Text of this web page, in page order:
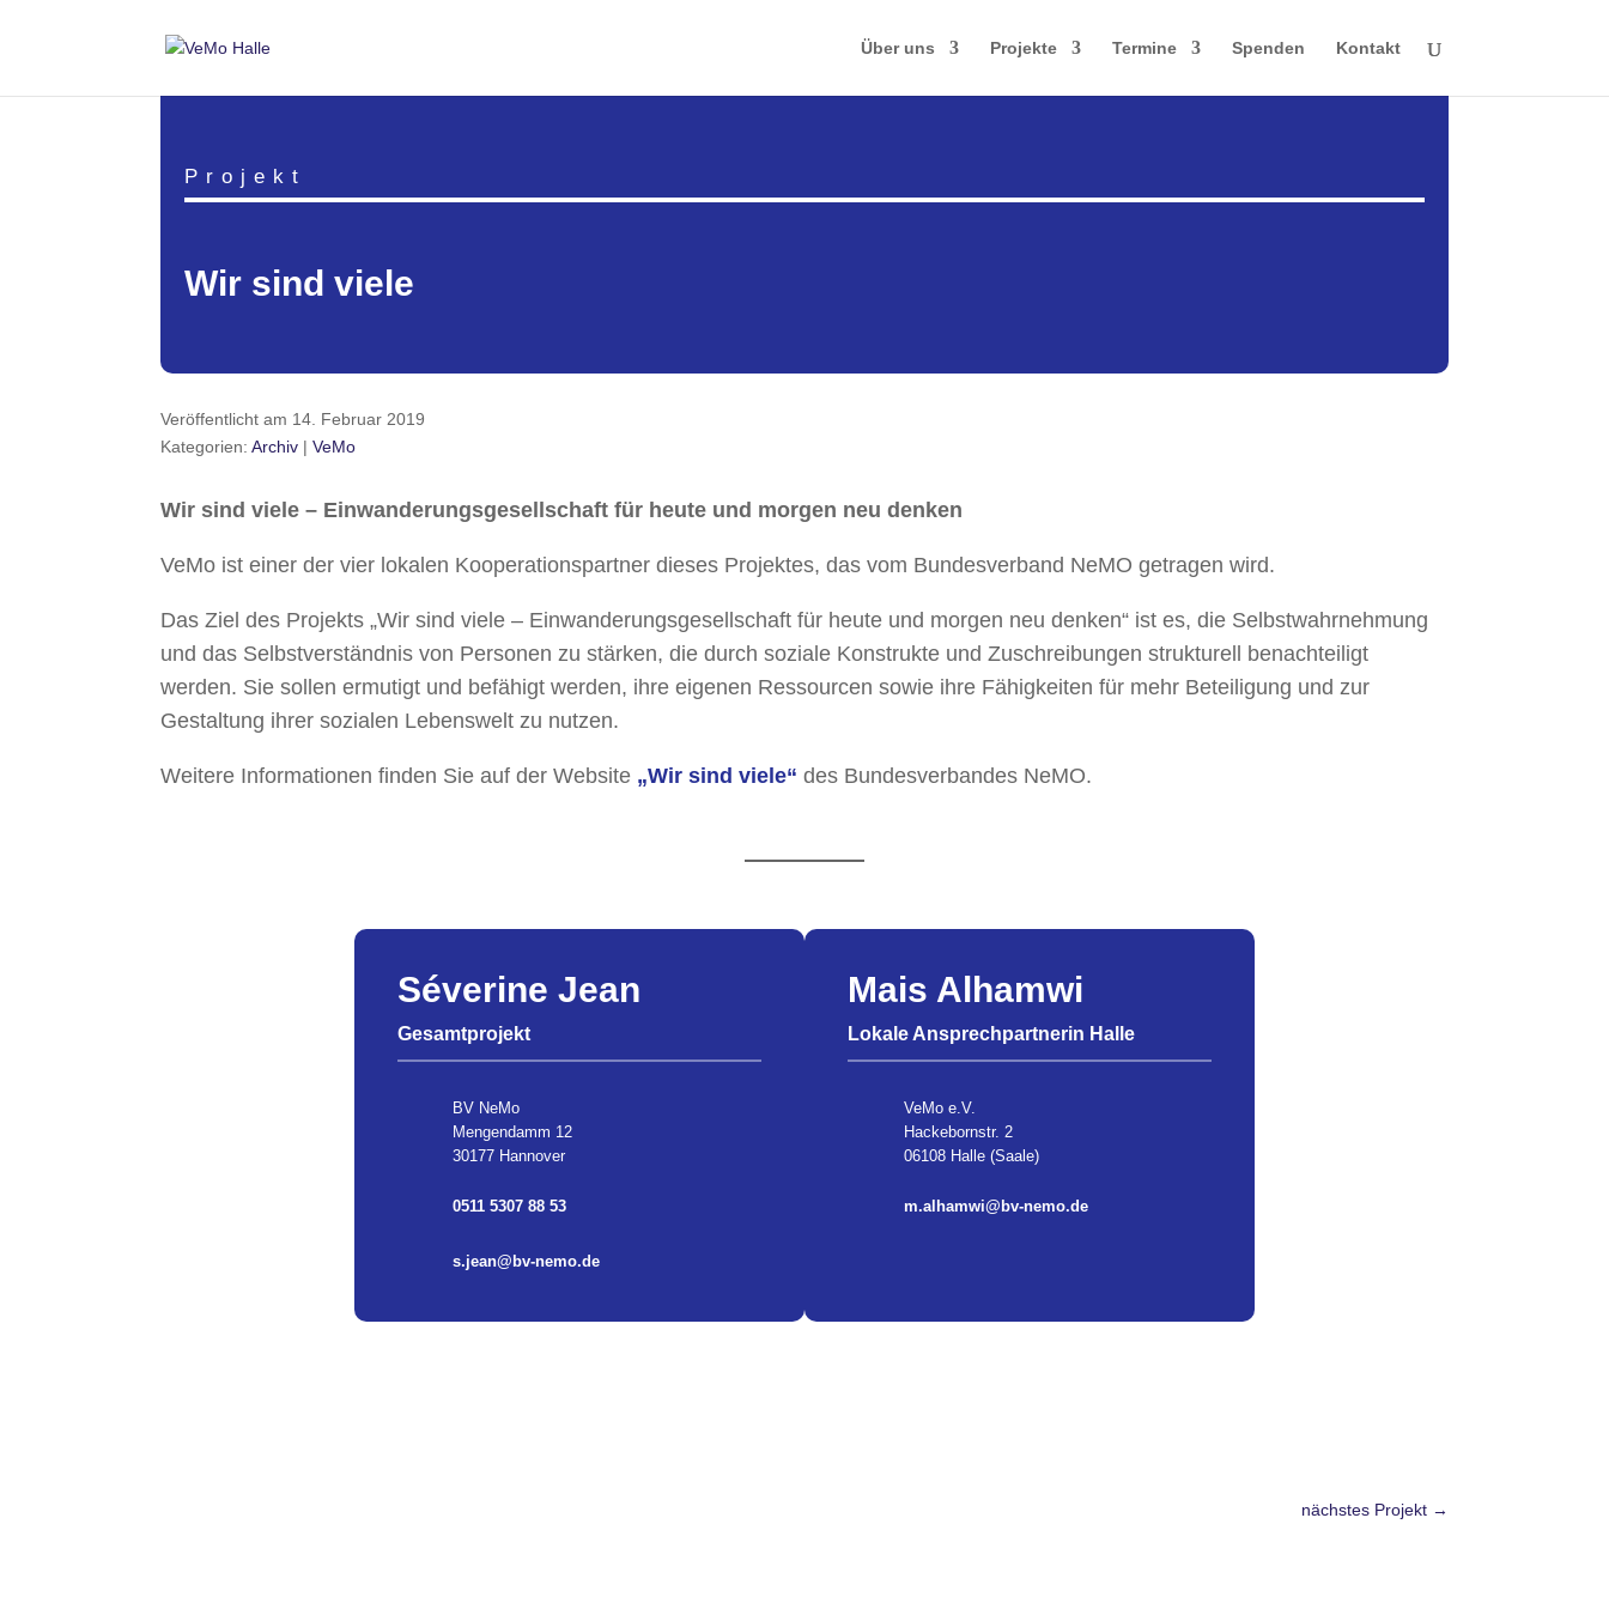
Über uns Projekte Termine Spenden Kontakt
Projekt
Wir sind viele
Veröffentlicht am 14. Februar 2019
Kategorien:Archiv |VeMo
Wir sind viele – Einwanderungsgesellschaft für heute und morgen neu denken
VeMo ist einer der vier lokalen Kooperationspartner dieses Projektes, das vom Bundesverband NeMO getragen wird.
Das Ziel des Projekts „Wir sind viele – Einwanderungsgesellschaft für heute und morgen neu denken“ ist es, die Selbstwahrnehmung
und das Selbstverständnis von Personen zu stärken, die durch soziale Konstrukte und Zuschreibungen strukturell benachteiligt
werden. Sie sollen ermutigt und befähigt werden, ihre eigenen Ressourcen sowie ihre Fähigkeiten für mehr Beteiligung und zur
Gestaltung ihrer sozialen Lebenswelt zu nutzen.
Weitere Informationen finden Sie auf der Website „Wir sind viele“ des Bundesverbandes NeMO.
Séverine Jean
Gesamtprojekt
BV NeMo
Mengendamm 12
30177 Hannover
0511 5307 88 53
s.jean@bv-nemo.de
Mais Alhamwi
Lokale Ansprechpartnerin Halle
VeMo e.V.
Hackebornstr. 2
06108 Halle (Saale)
m.alhamwi@bv-nemo.de
nächstes Projekt→